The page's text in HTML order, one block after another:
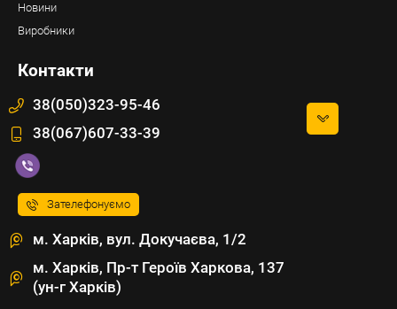
Новини
Виробники
Контакти
38(050)323-95-46
38(067)607-33-39
Зателефонуємо
м. Харків, вул. Докучаєва, 1/2
м. Харків, Пр-т Героїв Харкова, 137
(ун-г Харків)